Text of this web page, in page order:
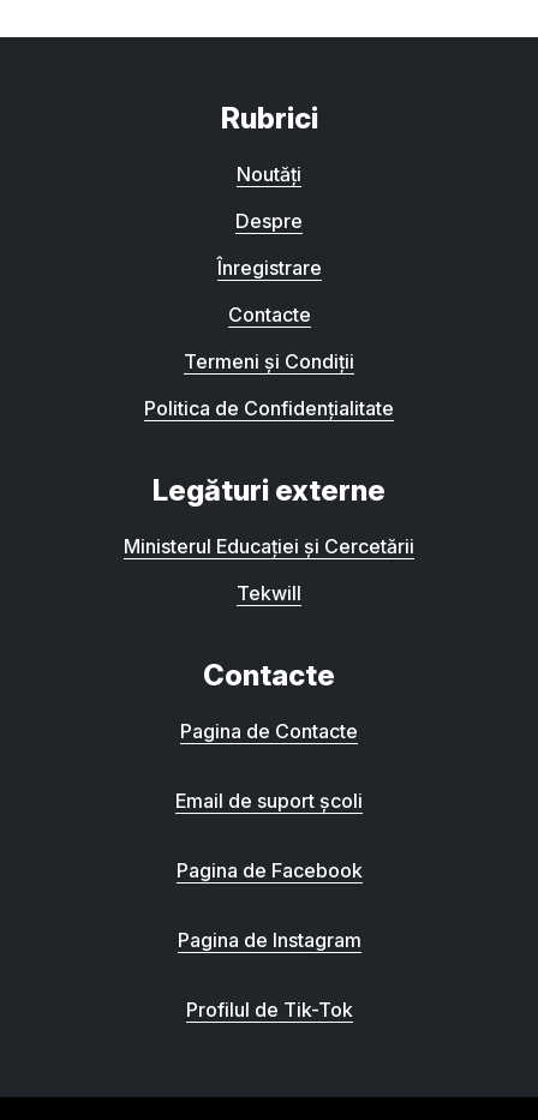
Rubrici
Noutăți
Despre
Înregistrare
Contacte
Termeni și Condiții
Politica de Confidențialitate
Legături externe
Ministerul Educației și Cercetării
Tekwill
Contacte
Pagina de Contacte
Email de suport școli
Pagina de Facebook
Pagina de Instagram
Profilul de Tik-Tok